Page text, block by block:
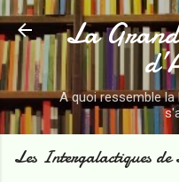
Accéder
La
A quoi ressemble la
Les Intergalactiques